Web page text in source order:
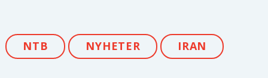
NTB NYHETER IRAN